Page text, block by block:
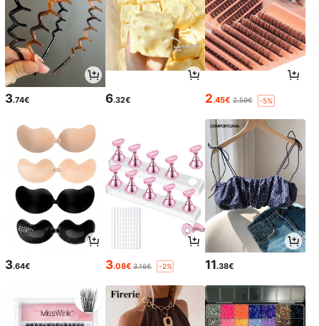
3.74€ 6.32€ 2.45€ 2.59€ -5%
3.64€ 3.08€ 3.16€ -2% 11.38€